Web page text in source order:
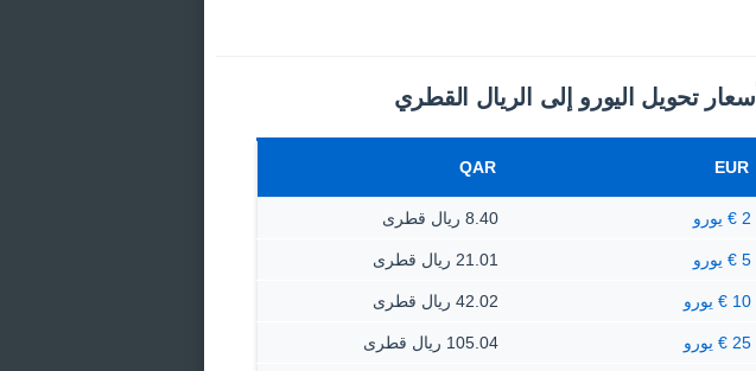
أسعار تحويل اليورو إلى الريال القطري
EUR
QAR
2 € يورو 8.40 ريال قطرى
5 € يورو 21.01 ريال قطرى
10 € يورو 42.02 ريال قطرى
25 € يورو 105.04 ريال قطرى